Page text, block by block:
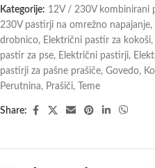
Kategorije: 12V / 230V kombinirani
230V pastirji na omrežno napajanje,
drobnico, Električni pastir za kokoši,
pastir za pse, Električni pastirji,
pastirji za pašne prašiče, Govedo,
Perutnina, Prašiči, Teme
Share: